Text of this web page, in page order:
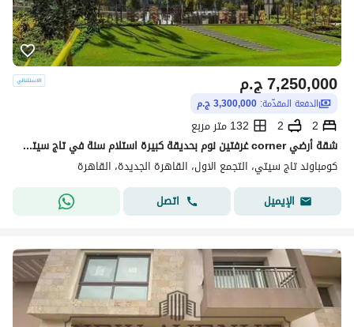
ج.م7,250,000
الدفعة المقدّمة: 3,300,000 ج.م
2
2
132 متر مربع
شقة أرضي corner غرفتين نوم بحديقة كبيرة استلام سنة في تاج سيتي القاهرة الجديدة | Taj City New Cairo
كومباوند تاج سيتي، التجمع الاول، القاهرة الجديدة، القاهرة
الإيميل
اتصل